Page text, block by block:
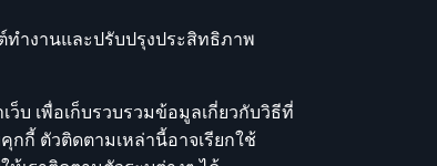
ทำงานและปรับปรุงประสิทธิภาพ
บ เพื่อเก็บรวบรวมข้อมูลเกี่ยวกับวิธีที่
กี้ ตัวติดตามเหล่านี้อาจเรียกใช้